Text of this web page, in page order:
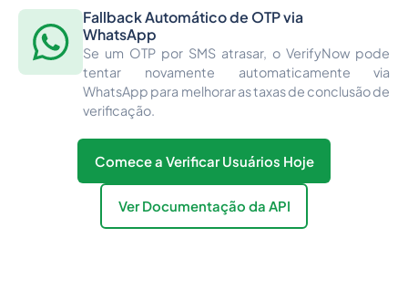
Fallback Automático de OTP via
WhatsApp
Se um OTP por SMS atrasar, o VerifyNow pode
tentar novamente automaticamente via
WhatsApp para melhorar as taxas de conclusão de
verificação.
Comece a Verificar Usuários Hoje
Ver Documentação da API